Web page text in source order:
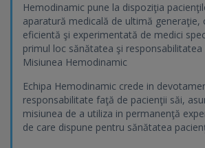
Hemodinamic pune la dispoziţia
aparatură medicală de ultimă generaţie,
eficientă şi experimentată de medici
primul loc sănătatea şi
Misiunea Hemodinamic
Echipa Hemodinamic crede in
responsabilitate faţă de pacienţii săi,
misiunea de a utiliza in permanenţă
de care dispune pentru sănătatea